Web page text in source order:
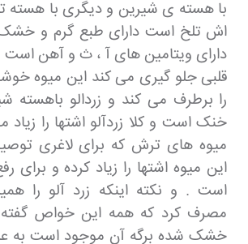
اش تلخ است دارای طبع گرم و خشک
دارای ویتامین های آ ، ث و آهن است
قلبی جلو گیری می کند این میوه
را برطرف می کند و زردالو باهسته
خنک است و کلا زردآلو اشتها را
میوه های ترش که برای لاغری
این میوه اشتها را زیاد کرده و برای
است . و نکته اینکه زرد آلو را
مصرف کرد که همه این خواص گفته
خشک شده برگه آن موجود است به